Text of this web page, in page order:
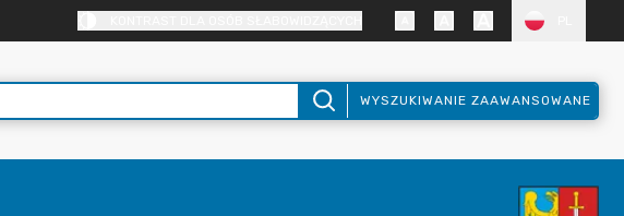
WYSZUKIWANIE ZAAWANSOWANE